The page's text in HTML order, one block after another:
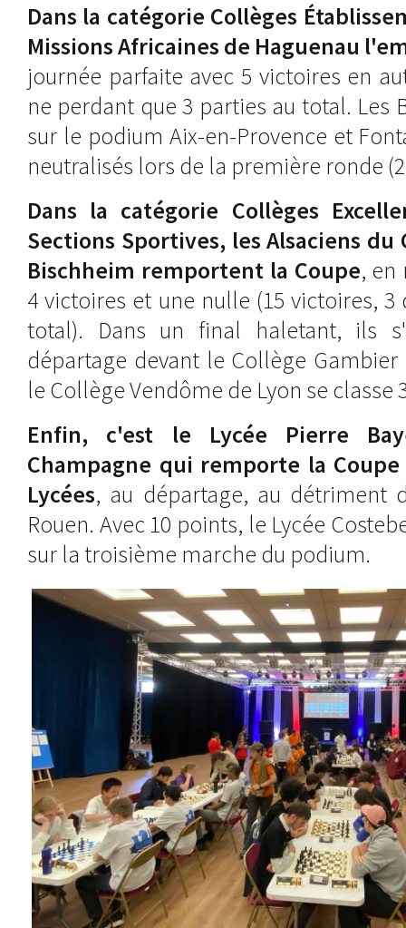
Dans la catégorie Collèges
Missions Africaines de Haguenau
journée parfaite avec 5 victoires en
ne perdant que 3 parties au total. Les
sur le podium Aix-en-Provence et
neutralisés lors de la première ronde
Dans la catégorie Collèges
Sections Sportives, les Alsaciens du
Bischheim remportent la Coupe, en
4 victoires et une nulle (15 victoires,
total). Dans un final haletant, ils
départage devant le Collège
le Collège Vendôme de Lyon se classe
Enfin, c'est le Lycée Pierre
Champagne qui remporte la Coupe
Lycées, au départage, au détriment
Rouen. Avec 10 points, le Lycée
sur la troisième marche du podium.